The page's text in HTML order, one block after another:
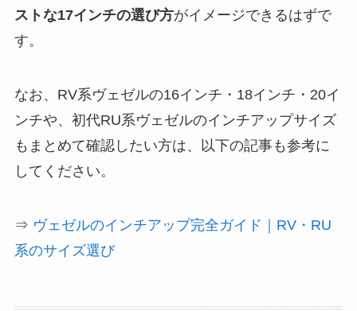
ストな17インチの選び方がイメージできるはずで
す。
なお、RV系ヴェゼルの16インチ・18インチ・20イ
ンチや、初代RU系ヴェゼルのインチアップサイズ
もまとめて確認したい方は、以下の記事も参考に
してください。
⇒ ヴェゼルのインチアップ完全ガイド｜RV・RU
系のサイズ選び